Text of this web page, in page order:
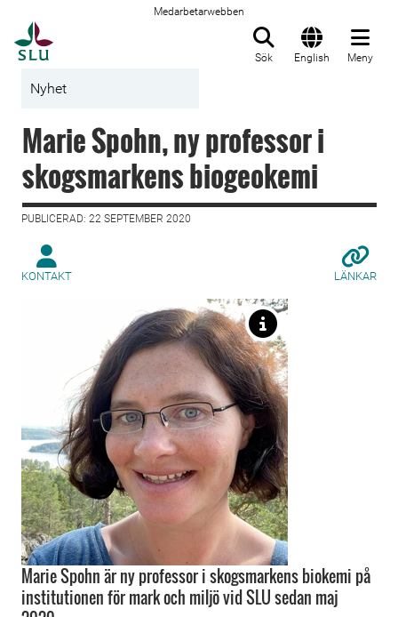
Medarbetarwebben
Sök English Meny
Nyhet
Marie Spohn, ny professor i
skogsmarkens biogeokemi
PUBLICERAD: 22 SEPTEMBER 2020
KONTAKT LÄNKAR
Marie Spohn är ny professor i skogsmarkens biokemi på
institutionen för mark och miljö vid SLU sedan maj